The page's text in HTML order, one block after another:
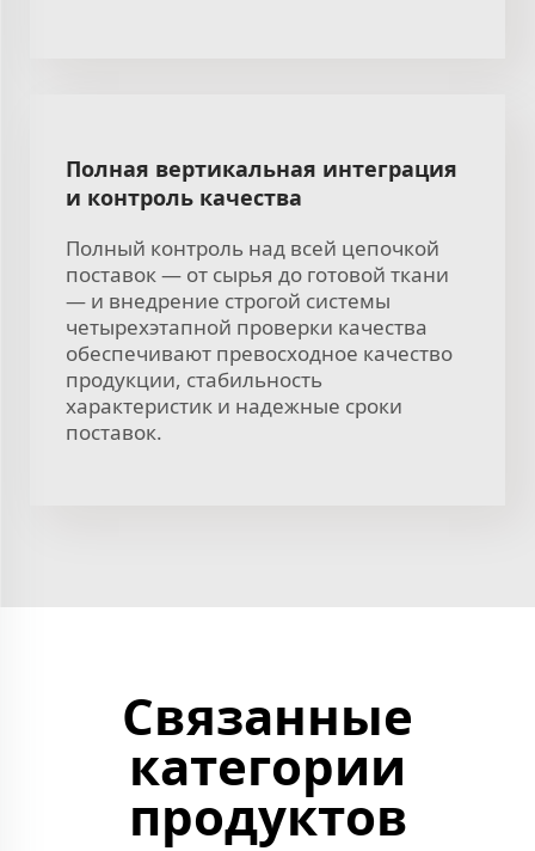
Полная вертикальная интеграция
и контроль качества
Полный контроль над всей цепочкой
поставок — от сырья до готовой ткани
— и внедрение строгой системы
четырехэтапной проверки качества
обеспечивают превосходное качество
продукции, стабильность
характеристик и надежные сроки
поставок.
Связанные
категории
продуктов